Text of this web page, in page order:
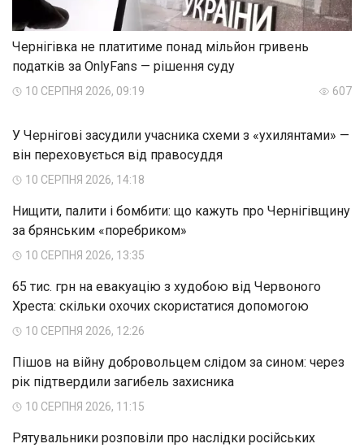
Чернігівка не платитиме понад мільйон гривень
податків за OnlyFans — рішення суду
10 СЕРПНЯ 2026, 09:19 607
У Чернігові засудили учасника схеми з «ухилянтами» —
він переховується від правосуддя
10 СЕРПНЯ 2026, 14:18
Нищити, палити і бомбити: що кажуть про Чернігівщину
за брянським «поребриком»
10 СЕРПНЯ 2026, 13:35
65 тис. грн на евакуацію з худобою від Червоного
Хреста: скільки охочих скористатися допомогою
10 СЕРПНЯ 2026, 12:26
Пішов на війну добровольцем слідом за сином: через
рік підтвердили загибель захисника
10 СЕРПНЯ 2026, 11:15
Рятувальники розповіли про наслідки російських